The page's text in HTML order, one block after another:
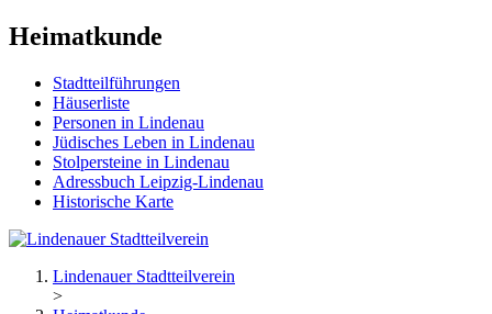
Heimatkunde
Stadtteilführungen
Häuserliste
Personen in Lindenau
Jüdisches Leben in Lindenau
Stolpersteine in Lindenau
Adressbuch Leipzig-Lindenau
Historische Karte
Lindenauer Stadtteilverein
>